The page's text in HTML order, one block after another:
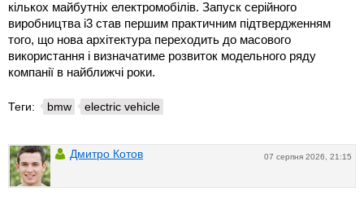
кількох майбутніх електромобілів. Запуск серійного
виробництва i3 став першим практичним підтвердженням
того, що нова архітектура переходить до масового
використання і визначатиме розвиток модельного ряду
компанії в найближчі роки.
Теги: bmw electric vehicle
07 серпня 2026, 21:15
Дмитро Котов